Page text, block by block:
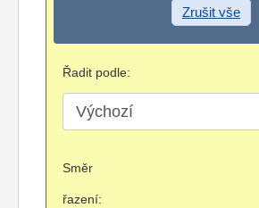
Zrušit vše
Řadit podle:
Směr
řazení: